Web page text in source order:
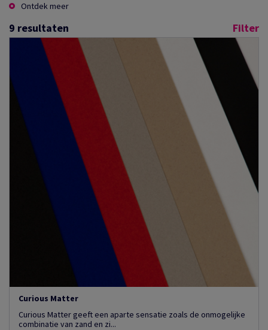
Ontdek meer
9 resultaten Filter
Curious Matter
Curious Matter geeft een aparte sensatie zoals de onmogelijke
combinatie van zand en zi...